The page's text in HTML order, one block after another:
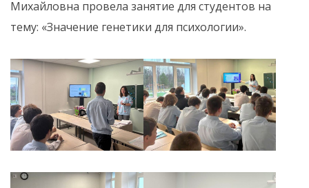
Михайловна провела занятие для студентов на
тему: «Значение генетики для психологии».